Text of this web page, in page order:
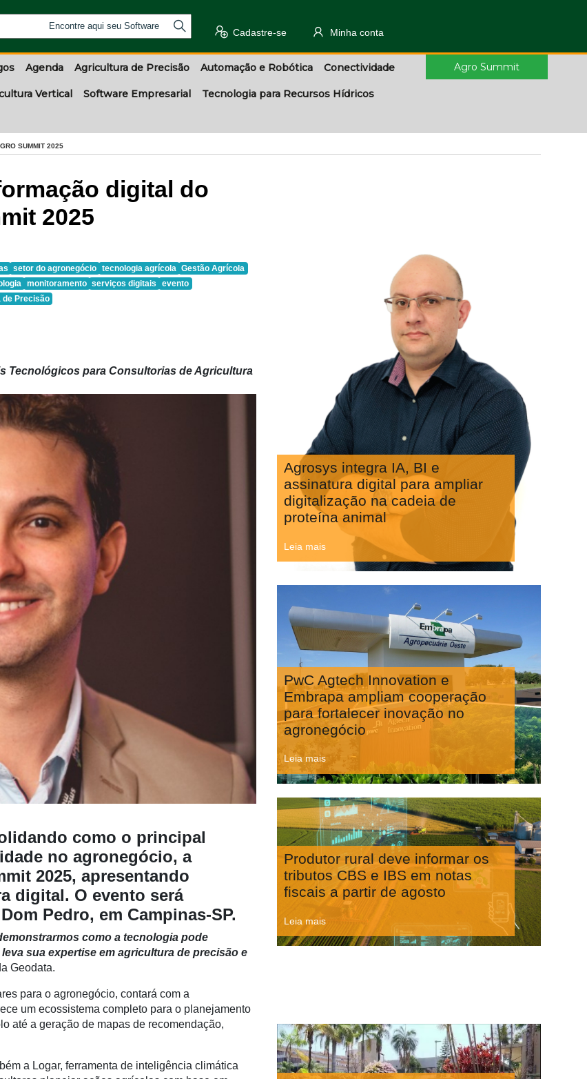
Encontre aqui seu Software
Cadastre-se Minha conta
Agenda Agricultura de Precisão Automação e Robótica Conectividade
Vertical Software Empresarial Tecnologia para Recursos Hídricos
Agro Summit
SUMMIT 2025
digital do
2025
setor do agronegócio tecnologia agrícola Gestão Agrícola
monitoramento serviços digitais
evento
Precisão
Tecnológicos para Consultorias de Agricultura
como o principal
no agronegócio, a
2025, apresentando
digital. O evento será
Pedro, em Campinas-SP.
como a tecnologia pode
sua expertise em agricultura de precisão e
Geodata.
para o agronegócio, contará com a
um ecossistema completo para o planejamento
até a geração de mapas de recomendação,
a Logar, ferramenta de inteligência climática
Agrosys integra IA, BI e
assinatura digital para ampliar
digitalização na cadeia de
proteína animal
Leia mais
PwC Agtech Innovation e
Embrapa ampliam cooperação
para fortalecer inovação no
agronegócio
Leia mais
Produtor rural deve informar os
tributos CBS e IBS em notas
fiscais a partir de agosto
Leia mais